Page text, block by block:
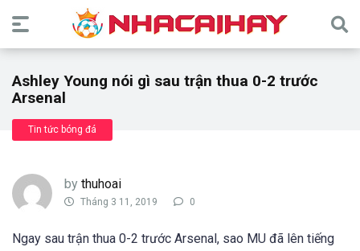
Ashley Young nói gì sau trận thua 0-2 trước
Arsenal
Tin tức bóng đá
by thuhoai
Tháng 3 11, 2019 0
Ngay sau trận thua 0-2 trước Arsenal, sao MU đã lên tiếng